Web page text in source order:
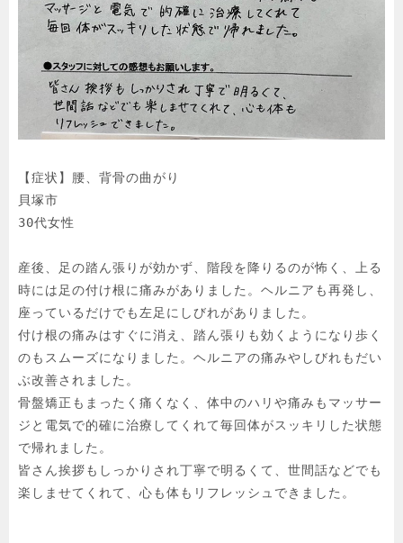
【症状】腰、背骨の曲がり
貝塚市
30代女性
産後、足の踏ん張りが効かず、階段を降りるのが怖く、上る
時には足の付け根に痛みがありました。ヘルニアも再発し、
座っているだけでも左足にしびれがありました。
付け根の痛みはすぐに消え、踏ん張りも効くようになり歩く
のもスムーズになりました。ヘルニアの痛みやしびれもだい
ぶ改善されました。
骨盤矯正もまったく痛くなく、体中のハリや痛みもマッサー
ジと電気で的確に治療してくれて毎回体がスッキリした状態
で帰れました。
皆さん挨拶もしっかりされ丁寧で明るくて、世間話などでも
楽しませてくれて、心も体もリフレッシュできました。